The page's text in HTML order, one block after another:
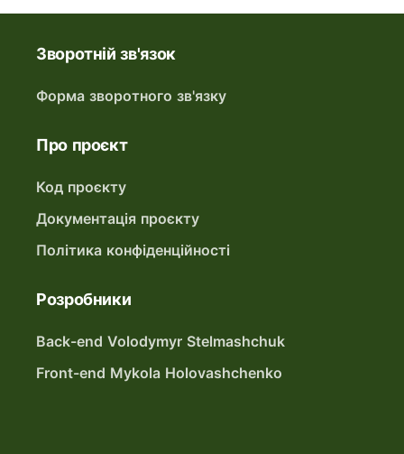
Зворотній зв'язок
Форма зворотного зв'язку
Про проєкт
Код проєкту
Документація проєкту
Політика конфіденційності
Розробники
Back-end Volodymyr Stelmashchuk
Front-end Mykola Holovashchenko